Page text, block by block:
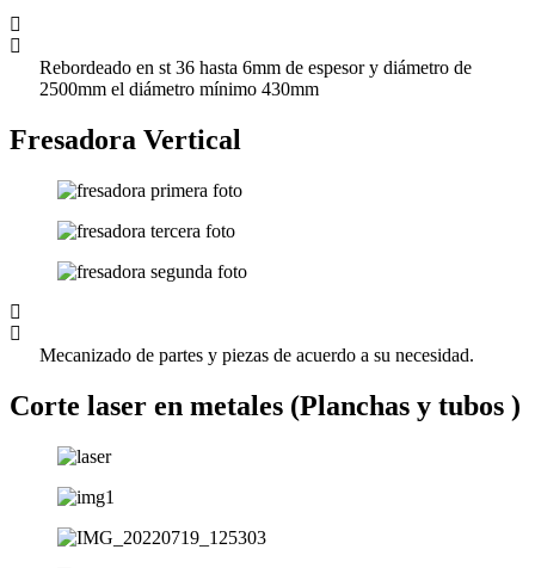
Rebordeado en st 36 hasta 6mm de espesor y diámetro de
2500mm el diámetro mínimo 430mm
Fresadora Vertical
Mecanizado de partes y piezas de acuerdo a su necesidad.
Corte laser en metales (Planchas y tubos )